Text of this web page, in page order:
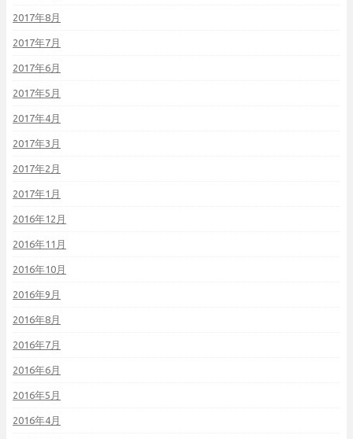
2017年8月
2017年7月
2017年6月
2017年5月
2017年4月
2017年3月
2017年2月
2017年1月
2016年12月
2016年11月
2016年10月
2016年9月
2016年8月
2016年7月
2016年6月
2016年5月
2016年4月